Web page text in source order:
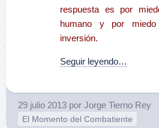
respuesta es por
humano y por
inversión.
Seguir leyendo…
29 julio 2013 por Jorge Tierno Rey
El Momento del Combatiente